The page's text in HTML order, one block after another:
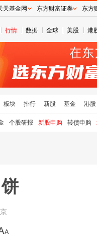
行情 数据 全球 美股 港
板块 排行 新股 基金 港股
个股研报 新股申购 转债申购
天基金网 东方财富证券 东方